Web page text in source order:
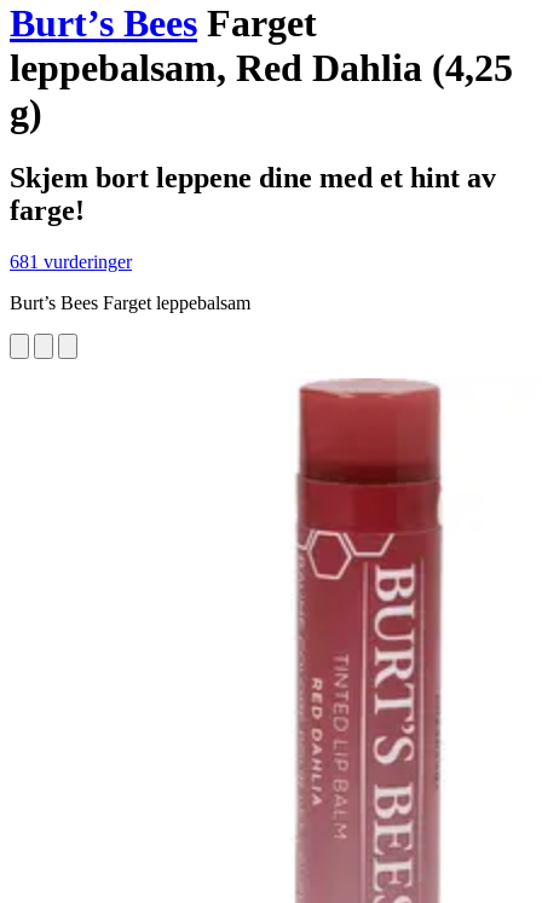
Burt’s Bees Farget
leppebalsam, Red Dahlia (4,25
g)
Skjem bort leppene dine med et hint av
farge!
681 vurderinger
Burt’s Bees Farget leppebalsam